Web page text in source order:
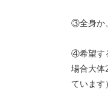
③全身か
④希望す
場合大
ています）